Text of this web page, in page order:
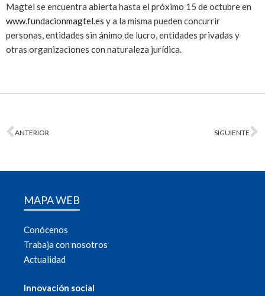
Magtel se encuentra abierta hasta el próximo 15 de octubre en
www.fundacionmagtel.es y a la misma pueden concurrir
personas, entidades sin ánimo de lucro, entidades privadas y
otras organizaciones con naturaleza jurídica.
ANTERIOR SIGUIENTE
MAPA WEB
Conócenos
Trabaja con nosotros
Actualidad
Innovación social